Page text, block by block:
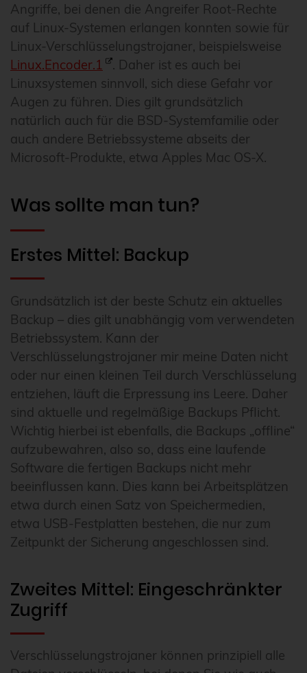
Angriffe, bei denen die Angreifer Root-Rechte
auf Linux-Systemen erlangen konnten sowie für
Linux-Verschlüsselungstrojaner, beispielsweise
Linux.Encoder.1
. Daher ist es auch bei
Linuxsystemen sinnvoll, sich diese Gefahr vor
Augen zu führen. Dies gilt grundsätzlich
natürlich auch für die BSD-Systemfamilie oder
auch andere Betriebssysteme abseits der
Microsoft-Produkte, etwa Apples Mac OS-X.
Was sollte man tun?
Erstes Mittel: Backup
Grundsätzlich ist der beste Schutz ein aktuelles
Backup – dies gilt unabhängig vom verwendeten
Betriebssystem. Kann der
Verschlüsselungstrojaner mir meine Daten nicht
oder nur einen kleinen Teil durch Verschlüsselung
entziehen, läuft die Erpressung ins Leere. Daher
sind aktuelle und regelmäßige Backups Pflicht.
Wichtig hierbei ist ebenfalls, die Backups „offline“
aufzubewahren, also so, dass eine laufende
Software die fertigen Backups nicht mehr
beeinflussen kann. Dies kann bei Arbeitsplätzen
etwa durch einen Satz von Speichermedien,
etwa USB-Festplatten bestehen, die nur zum
Zeitpunkt der Sicherung angeschlossen sind.
Zweites Mittel: Eingeschränkter
Zugriff
Verschlüsselungstrojaner können prinzipiell alle